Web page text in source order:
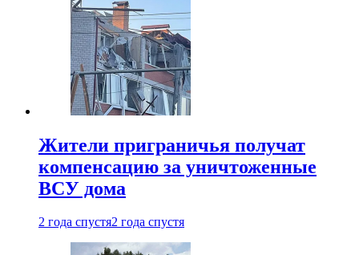
Жители приграничья получат
компенсацию за уничтоженные
ВСУ дома
2 года спустя2 года спустя